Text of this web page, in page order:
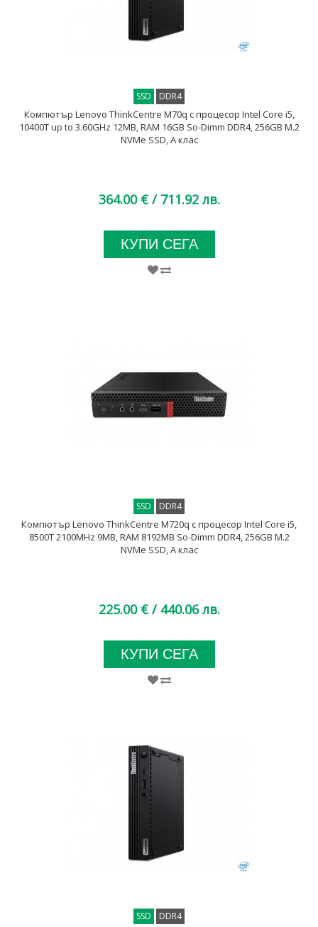
SSD DDR4
Компютър Lenovo ThinkCentre M70q с процесор Intel Core i5,
10400T up to 3.60GHz 12MB, RAM 16GB So-Dimm DDR4, 256GB M.2
NVMe SSD, A клас
364.00 € / 711.92 лв.
КУПИ СЕГА
SSD DDR4
Компютър Lenovo ThinkCentre M720q с процесор Intel Core i5,
8500T 2100MHz 9MB, RAM 8192MB So-Dimm DDR4, 256GB M.2
NVMe SSD, A клас
225.00 € / 440.06 лв.
КУПИ СЕГА
SSD DDR4